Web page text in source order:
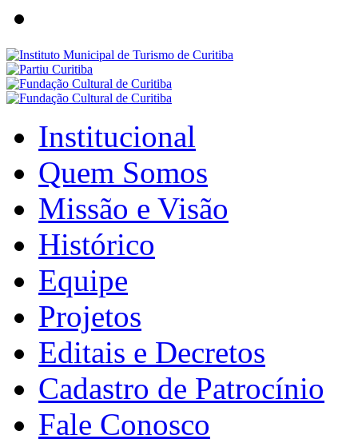
Institucional
Quem Somos
Missão e Visão
Histórico
Equipe
Projetos
Editais e Decretos
Cadastro de Patrocínio
Fale Conosco